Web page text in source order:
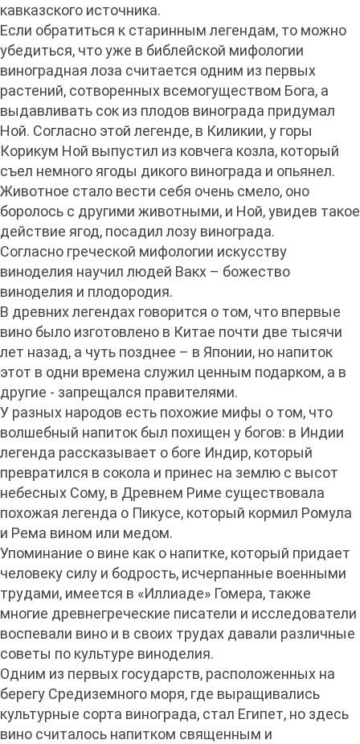
кавказского источника.
Если обратиться к старинным легендам, то можно
убедиться, что уже в библейской мифологии
виноградная лоза считается одним из первых
растений, сотворенных всемогуществом Бога, а
выдавливать сок из плодов винограда придумал
Ной. Согласно этой легенде, в Киликии, у горы
Корикум Ной выпустил из ковчега козла, который
съел немного ягоды дикого винограда и опьянел.
Животное стало вести себя очень смело, оно
боролось с другими животными, и Ной, увидев такое
действие ягод, посадил лозу винограда.
Согласно греческой мифологии искусству
виноделия научил людей Вакх – божество
виноделия и плодородия.
В древних легендах говорится о том, что впервые
вино было изготовлено в Китае почти две тысячи
лет назад, а чуть позднее – в Японии, но напиток
этот в одни времена служил ценным подарком, а в
другие - запрещался правителями.
У разных народов есть похожие мифы о том, что
волшебный напиток был похищен у богов: в Индии
легенда рассказывает о боге Индир, который
превратился в сокола и принес на землю с высот
небесных Сому, в Древнем Риме существовала
похожая легенда о Пикусе, который кормил Ромула
и Рема вином или медом.
Упоминание о вине как о напитке, который придает
человеку силу и бодрость, исчерпанные военными
трудами, имеется в «Иллиаде» Гомера, также
многие древнегреческие писатели и исследователи
воспевали вино и в своих трудах давали различные
советы по культуре виноделия.
Одним из первых государств, расположенных на
берегу Средиземного моря, где выращивались
культурные сорта винограда, стал Египет, но здесь
вино считалось напитком священным и